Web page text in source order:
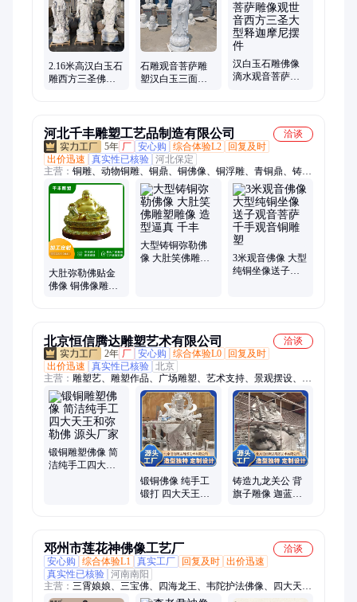
件大理石、黑色石雕墓碑、浮雕、石雕喷泉、园林景观雕塑、石
雕麒麟、石雕大象、不锈钢雕塑、石雕欧式凉亭
2.16米高汉白玉石
雕西方三圣佛像
石雕观音菩萨雕
塑汉白玉三面观
汉白玉石雕佛像
滴水观音菩萨雕
河北千丰雕塑工艺品制造有限公司
洽谈
5年 厂 安心购 综合体验L2
回复及时
出价迅速
真实性已核验 河北保定
主营： 铜雕、动物铜雕、铜鼎、铜佛像、铜浮雕、青铜鼎、铸铁
雕塑、铜缸、铜大缸、铜钟、铜狮子、铜麒麟、铜牛、铜马、铜
香炉、铜塔刹、铜大象、百福缸、纯铜关公像、仿古青铜浑天
仪、铸铜牛、铸铜西门豹雕塑、动物雕塑、纯铜空脸雕塑、纯铜
铸造雄狮雕塑
大肚弥勒佛贴金
佛像 铜佛像雕塑
大型铸铜弥勒佛
像 大肚笑佛雕塑
3米观音佛像 大型
纯铜坐像送子观
北京恒信腾达雕塑艺术有限公司
洽谈
2年 厂 安心购 综合体验L0
回复及时
出价迅速
真实性已核验 北京
主营： 雕塑艺、雕塑作品、广场雕塑、艺术支持、景观摆设、定
制摆设、大学雕塑、大型雕塑、展台雕塑、铸铜雕塑、观赏雕
塑、锻铜雕塑、人物雕塑、雕塑制作、树脂雕塑、动物雕塑、景
观雕塑、商业雕刻、景观支持、户外雕塑、卡通雕塑、公馆雕
塑、智慧山雕塑、装饰艺术品、不锈钢雕塑
锻铜雕塑佛像 简
洁纯手工四大天
锻铜佛像 纯手工
锻打 四大天王和
铸造九龙关公 背
旗子雕像 迦蓝菩
邓州市莲花神佛像工艺厂
洽谈
安心购
综合体验L1 真实工厂 回复及时 出价迅速
真实性已核验 河南南阳
主营： 三霄娘娘、三宝佛、四海龙王、韦陀护法佛像、四大天